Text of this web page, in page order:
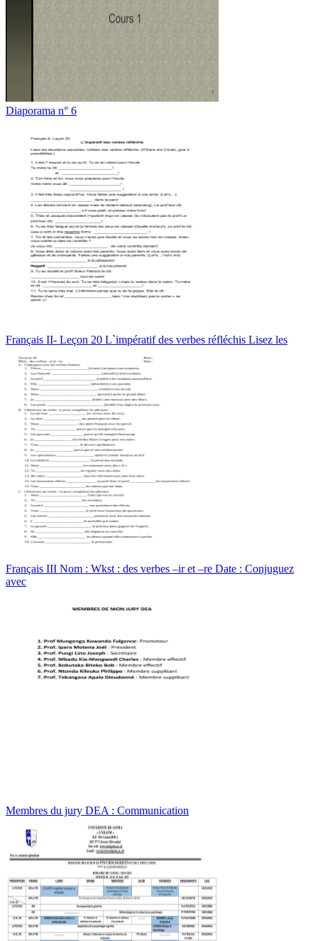
Diaporama n° 6
Français II- Leçon 20 L`impératif des verbes réfléchis Lisez les
Français III Nom : Wkst : des verbes –ir et –re Date : Conjuguez
avec
Membres du jury DEA : Communication